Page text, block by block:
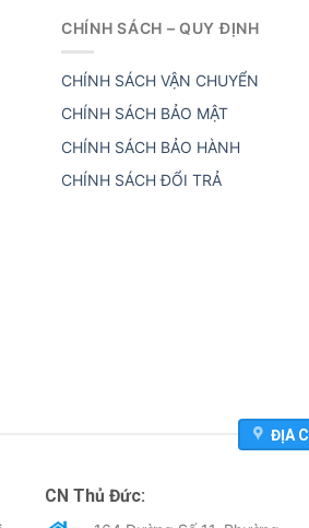
CHÍNH SÁCH – QUY ĐỊNH
CHÍNH SÁCH VẬN CHUYỂN
CHÍNH SÁCH BẢO MẬT
CHÍNH SÁCH BẢO HÀNH
CHÍNH SÁCH ĐỔI TRẢ
ĐỊA
CN Thủ Đức: